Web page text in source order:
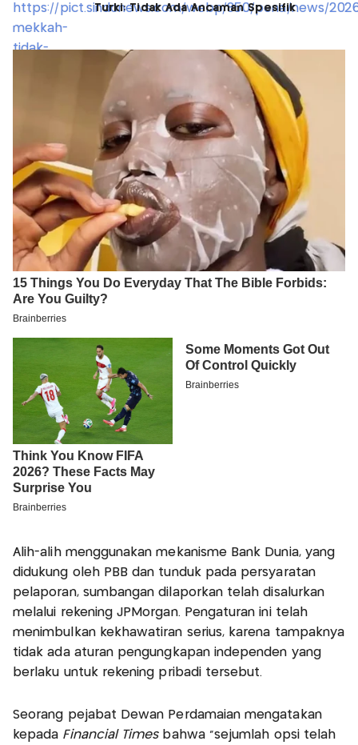
Turki: Tidak Ada Ancaman Spesifik
Alih-alih menggunakan mekanisme Bank Dunia, yang
didukung oleh PBB dan tunduk pada persyaratan
pelaporan, sumbangan dilaporkan telah disalurkan
melalui rekening JPMorgan. Pengaturan ini telah
menimbulkan kekhawatiran serius, karena tampaknya
tidak ada aturan pengungkapan independen yang
berlaku untuk rekening pribadi tersebut.
Seorang pejabat Dewan Perdamaian mengatakan
kepada Financial Timesbahwa “sejumlah opsi telah